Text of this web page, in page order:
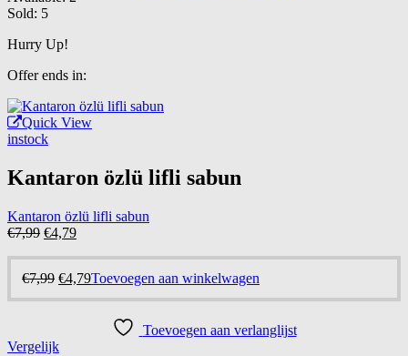
Sold: 5
Hurry Up!
Offer ends in:
Quick View
instock
Kantaron özlü lifli sabun
Kantaron özlü lifli sabun
€7,99 Oorspronkelijke
was:
€7,99.
€4,79Huidige
is:
€4,79.
€7,99 Oorspronkelijke
€4,79Huidige
€4,79.
Toevoegen aan winkelwagen
Toevoegen aan verlanglijst
Vergelijk